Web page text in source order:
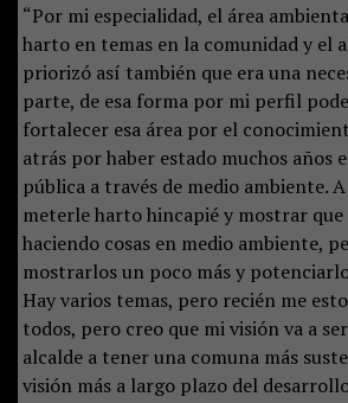
“Por mi especialidad, el área
harto en temas en la comunidad y el
priorizó así también que era una
parte, de esa forma por mi perfil
fortalecer esa área por el
atrás por haber estado muchos años
pública a través de medio ambiente.
meterle harto hincapié y mostrar que
haciendo cosas en medio ambiente,
mostrarlos un poco más y
Hay varios temas, pero recién me
todos, pero creo que mi visión va a
alcalde a tener una comuna más
visión más a largo plazo del